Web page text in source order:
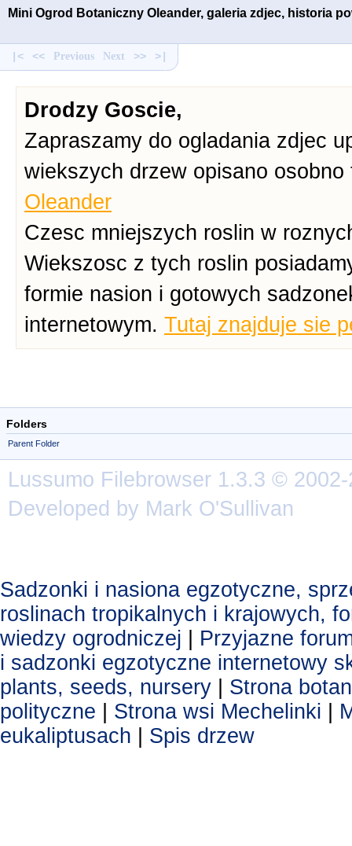
Mini Ogrod Botaniczny Oleander, galeria zdjec, historia
|< << Previous Next >> >|
Drodzy Goscie,
Zapraszamy do ogladania zdjec
wiekszych drzew opisano
Oleander
Czesc mniejszych roslin w
Wiekszosc z tych roslin
formie nasion i gotowych
internetowym. Tutaj znajduje sie
Folders
Parent Folder
Lussumo Filebrowser 1.3.3 ©
Developed by Mark O'Sullivan
Sadzonki i nasiona egzotyczne,
roslinach tropikalnych i krajowych,
wiedzy ogrodniczej
Przyjazne
i sadzonki egzotyczne internetowy
plants, seeds, nursery
Strona
polityczne
Strona wsi Mechelinki
eukaliptusach
Spis drzew